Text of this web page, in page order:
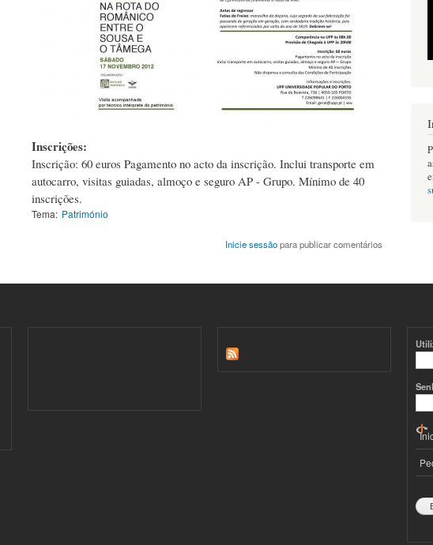
Inscrições:
Inscrição: 60 euros Pagamento no acto da inscrição. Inclui transporte em
autocarro, visitas guiadas, almoço e seguro AP - Grupo. Mínimo de 40
inscrições.
Tema: Património
Inicie sessãopara publicar comentários